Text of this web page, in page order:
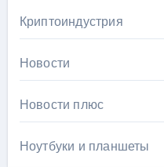
Криптоиндустрия
Новости
Новости плюс
Ноутбуки и планшеты